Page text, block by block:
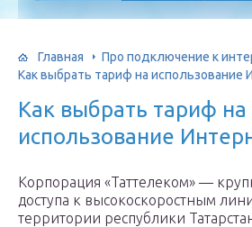
Главная
Про подключение к
Как выбрать тариф на использование
Как выбрать тариф на
использование
Корпорация «Таттелеком» —
доступа к высокоскоростным
территории республики